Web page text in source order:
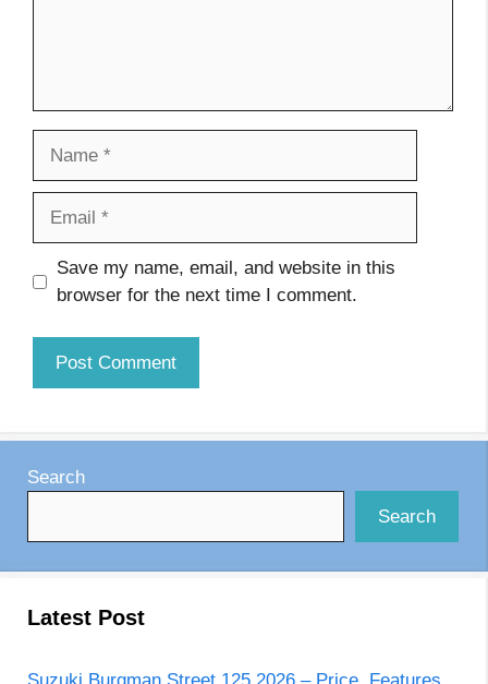
Website
Save my name, email, and website in this
browser for the next time I comment.
Search
Search
Latest Post